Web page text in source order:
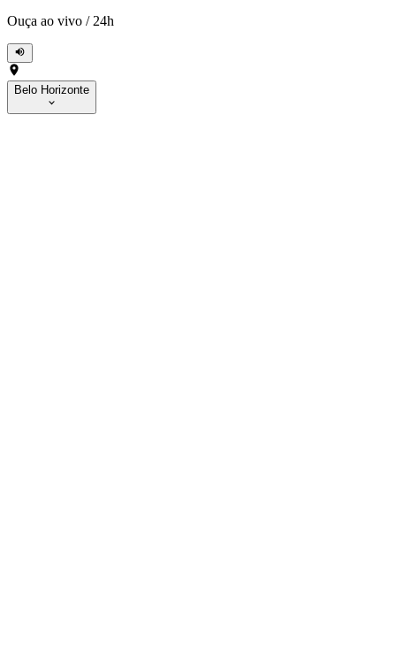
Ouça ao vivo / 24h
Belo Horizonte